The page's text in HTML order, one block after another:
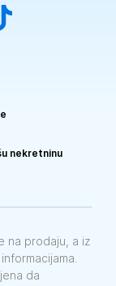
nekretninu
na prodaju, a iz
da